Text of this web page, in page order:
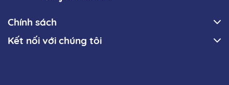
Chính sách
Kết nối với chúng tôi